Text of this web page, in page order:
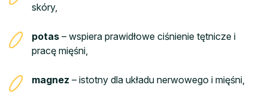
skóry,
potas – wspiera prawidłowe ciśnienie tętnicze i
pracę mięśni,
magnez – istotny dla układu nerwowego i mięśni,